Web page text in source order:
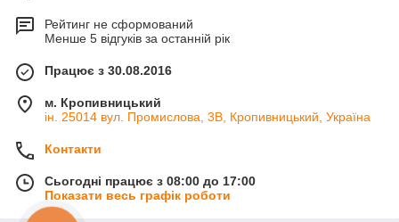
Рейтинг не сформований
Менше 5 відгуків за останній рік
Працює з 30.08.2016
м. Кропивницький
ін. 25014 вул. Промислова, 3В, Кропивницький, Україна
Контакти
Сьогодні працює з 08:00 до 17:00
Показати весь графік роботи